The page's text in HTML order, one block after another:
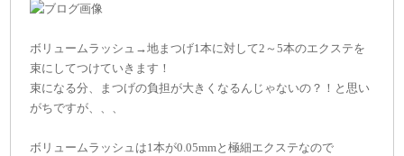
ボリュームラッシュ→地まつげ1本に対して2～5本のエクステを
束にしてつけていきます！
束になる分、まつげの負担が大きくなるんじゃないの？！と思い
がちですが、、、
ボリュームラッシュは1本が0.05mmと極細エクステなので